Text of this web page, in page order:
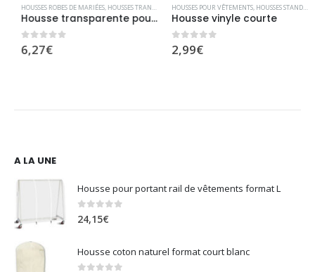
HOUSSES ROBES DE MARIÉES,HOUSSES TRANSPARENTES
Housse transparente pour robe de mariée
sur 5
6,27€
HOUSSES POUR VÊTEMENTS,HOUSSES STANDARD VINYLE
Housse vinyle courte
sur 5
2,99€
0sur 5
24,15€
Housse coton naturel format court blanc
0sur 5
16,50€